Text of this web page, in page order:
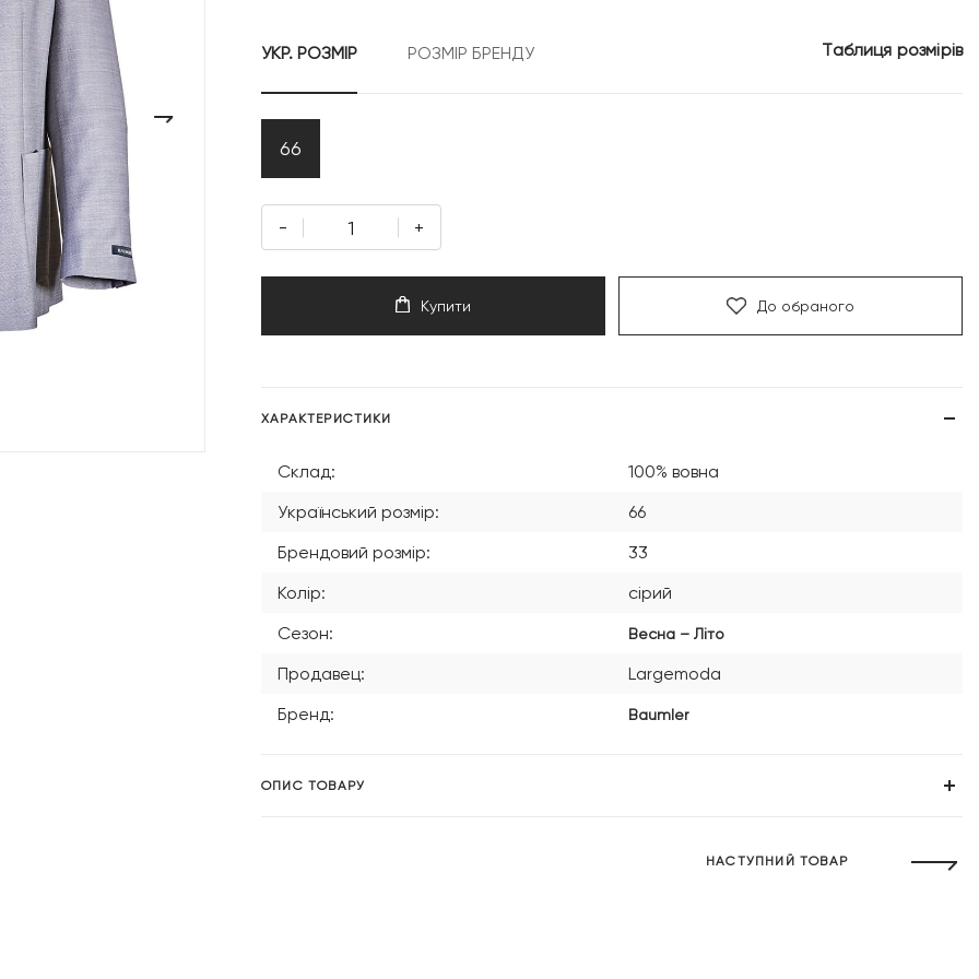
999 грн.
УКР. РОЗМІР РОЗМІР БРЕНДУ Таблиця розмірів
66
- +
Купити До обраного
ХАРАКТЕРИСТИКИ
Склад:
100% вовна
Український розмір:
66
Брендовий розмір:
33
Колір:
сірий
Сезон:
Весна – Літо
Продавец:
Largemoda
Бренд:
Baumler
ОПИС ТОВАРУ
НАСТУПНИЙ ТОВАР